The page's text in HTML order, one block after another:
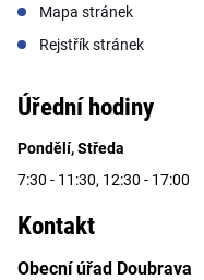
Mapa stránek
Rejstřík stránek
Úřední hodiny
Pondělí, Středa
7:30 - 11:30, 12:30 - 17:00
Kontakt
Obecní úřad Doubrava